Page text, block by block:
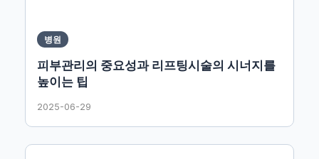
병원
피부관리의 중요성과 리프팅시술의 시너지를
높이는 팁
2025-06-29